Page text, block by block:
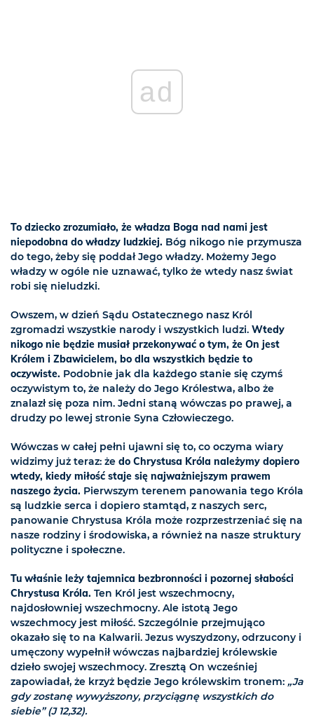
ad
To dziecko zrozumiało, że władza Boga nad nami jest
niepodobna do władzy ludzkiej. Bóg nikogo nie przymusza
do tego, żeby się poddał Jego władzy. Możemy Jego
władzy w ogóle nie uznawać, tylko że wtedy nasz świat
robi się nieludzki.
Owszem, w dzień Sądu Ostatecznego nasz Król
zgromadzi wszystkie narody i wszystkich ludzi. Wtedy
nikogo nie będzie musiał przekonywać o tym, że On jest
Królem i Zbawicielem, bo dla wszystkich będzie to
oczywiste. Podobnie jak dla każdego stanie się czymś
oczywistym to, że należy do Jego Królestwa, albo że
znalazł się poza nim. Jedni staną wówczas po prawej, a
drudzy po lewej stronie Syna Człowieczego.
Wówczas w całej pełni ujawni się to, co oczyma wiary
widzimy już teraz: że do Chrystusa Króla należymy dopiero
wtedy, kiedy miłość staje się najważniejszym prawem
naszego życia. Pierwszym terenem panowania tego Króla
są ludzkie serca i dopiero stamtąd, z naszych serc,
panowanie Chrystusa Króla może rozprzestrzeniać się na
nasze rodziny i środowiska, a również na nasze struktury
polityczne i społeczne.
Tu właśnie leży tajemnica bezbronności i pozornej słabości
Chrystusa Króla. Ten Król jest wszechmocny,
najdosłowniej wszechmocny. Ale istotą Jego
wszechmocy jest miłość. Szczególnie przejmująco
okazało się to na Kalwarii. Jezus wyszydzony, odrzucony i
umęczony wypełnił wówczas najbardziej królewskie
dzieło swojej wszechmocy. Zresztą On wcześniej
zapowiadał, że krzyż będzie Jego królewskim tronem: „Ja
gdy zostanę wywyższony, przyciągnę wszystkich do
siebie” (J 12,32).